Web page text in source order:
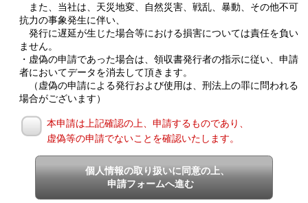
また、当社は、天災地変、自然災害、戦乱、暴動、その他不可
抗力の事象発生に伴い、
発行に遅延が生じた場合等における損害については責任を負い
ません。
・虚偽の申請であった場合は、領収書発行者の指示に従い、申請
者においてデータを消去して頂きます。
（虚偽の申請による発行および使用は、刑法上の罪に問われる
場合がございます）
本申請は上記確認の上、申請するものであり、
虚偽等の申請でないことを確認いたします。
個人情報の取り扱いに同意の上、
申請フォームへ進む